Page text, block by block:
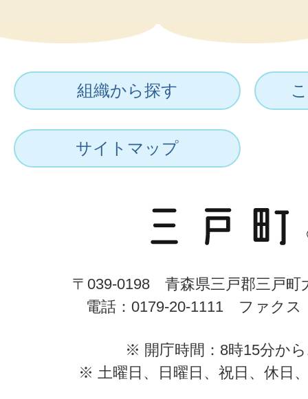
組織から探す
サイトマップ
〒039-0198 青森県三戸郡三戸町
電話：0179-20-1111 ファクス
※ 開庁時間：8時15分か
※ 土曜日、日曜日、祝日、休日